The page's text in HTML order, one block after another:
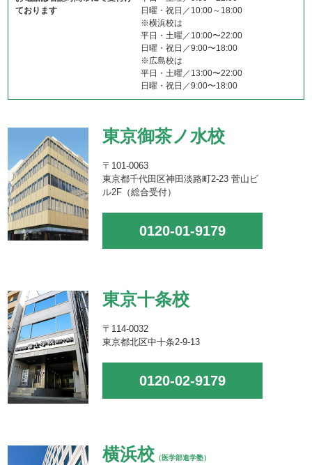
ております
日曜・祝日／10:00～18:00
※横浜校は
平日・土曜／10:00〜22:00
日曜・祝日／9:00〜18:00
※広島校は
平日・土曜／13:00〜22:00
日曜・祝日／9:00〜18:00
東京御茶ノ水校
〒101-0063
東京都千代田区神田淡路町2-23 菅山ビ
ル2F（総合受付）
0120-01-9179
東京十条校
〒114-0032
東京都北区中十条2-9-13
0120-02-9179
横浜校 （医学部進学塾）